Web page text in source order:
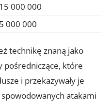
15 000⁢ 000
5 000 ⁤000
technikę znaną‌ jako
‍pośredniczące, które
i przekazywały je‌
atakami‌